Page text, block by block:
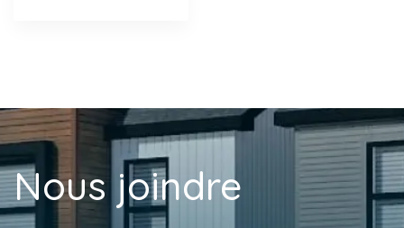
Nous joindre